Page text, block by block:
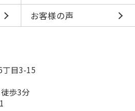
お客様の声
目3-15
歩3分